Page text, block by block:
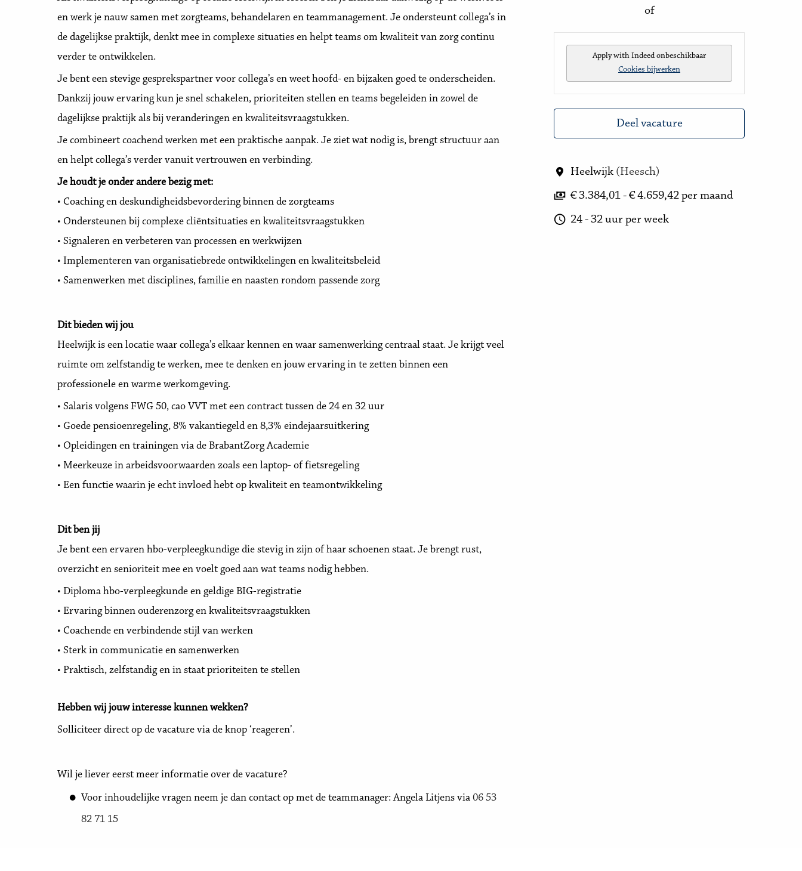
en werk je nauw samen met zorgteams, behandelaren en teammanagement. Je ondersteunt collega’s in
de dagelijkse praktijk, denkt mee in complexe situaties en helpt teams om kwaliteit van zorg continu
verder te ontwikkelen.
Je bent een stevige gesprekspartner voor collega’s en weet hoofd- en bijzaken goed te onderscheiden.
Dankzij jouw ervaring kun je snel schakelen, prioriteiten stellen en teams begeleiden in zowel de
dagelijkse praktijk als bij veranderingen en kwaliteitsvraagstukken.
Je combineert coachend werken met een praktische aanpak. Je ziet wat nodig is, brengt structuur aan
en helpt collega’s verder vanuit vertrouwen en verbinding.
Je houdt je onder andere bezig met:
• Coaching en deskundigheidsbevordering binnen de zorgteams
• Ondersteunen bij complexe cliëntsituaties en kwaliteitsvraagstukken
• Signaleren en verbeteren van processen en werkwijzen
• Implementeren van organisatiebrede ontwikkelingen en kwaliteitsbeleid
• Samenwerken met disciplines, familie en naasten rondom passende zorg
Dit bieden wij jou
Heelwijk is een locatie waar collega’s elkaar kennen en waar samenwerking centraal staat. Je krijgt veel
ruimte om zelfstandig te werken, mee te denken en jouw ervaring in te zetten binnen een
professionele en warme werkomgeving.
• Salaris volgens FWG 50, cao VVT met een contract tussen de 24 en 32 uur
• Goede pensioenregeling, 8% vakantiegeld en 8,3% eindejaarsuitkering
• Opleidingen en trainingen via de BrabantZorg Academie
• Meerkeuze in arbeidsvoorwaarden zoals een laptop- of fietsregeling
• Een functie waarin je echt invloed hebt op kwaliteit en teamontwikkeling
Dit ben jij
Je bent een ervaren hbo-verpleegkundige die stevig in zijn of haar schoenen staat. Je brengt rust,
overzicht en senioriteit mee en voelt goed aan wat teams nodig hebben.
• Diploma hbo-verpleegkunde en geldige BIG-registratie
• Ervaring binnen ouderenzorg en kwaliteitsvraagstukken
• Coachende en verbindende stijl van werken
• Sterk in communicatie en samenwerken
• Praktisch, zelfstandig en in staat prioriteiten te stellen
Hebben wij jouw interesse kunnen wekken?
Solliciteer direct op de vacature via de knop ‘reageren’.
Wil je liever eerst meer informatie over de vacature?
Voor inhoudelijke vragen neem je dan contact op met de teammanager: Angela Litjens via 06 53
82 71 15
of
Apply with Indeed onbeschikbaar
Cookies bijwerken
Deel vacature
Heelwijk (Heesch)
€ 3.384,01 - € 4.659,42 per maand
24 - 32 uur per week